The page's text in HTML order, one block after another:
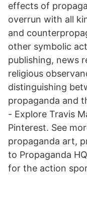
effects of
overrun with all
and
other symbolic
publishing, news
religious
distinguishing
propaganda and
- Explore Travis
Pinterest. See
propaganda art,
to Propaganda
for the action